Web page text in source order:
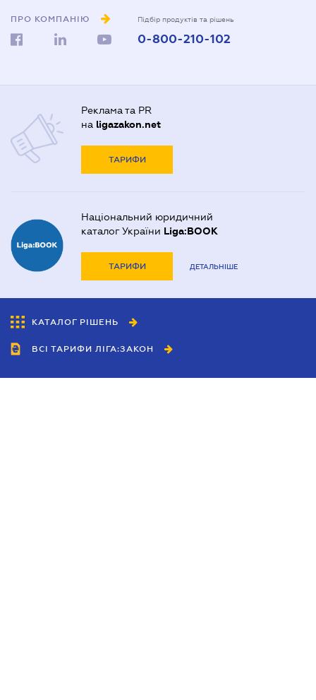
ПРО КОМПАНІЮ Підбір продуктів та рішень
0-800-210-102
Реклама та PR
на ligazakon.net
ТАРИФИ
Національний юридичний
каталог України Liga:BOOK
ТАРИФИ ДЕТАЛЬНІШЕ
КАТАЛОГ РІШЕНЬ
ВСІ ТАРИФИ ЛІГА:ЗАКОН